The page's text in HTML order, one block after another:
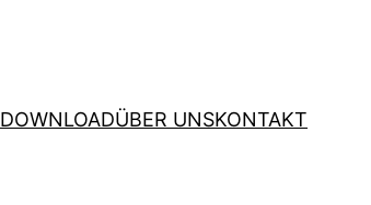
DOWNLOADÜBER UNSKONTAKT